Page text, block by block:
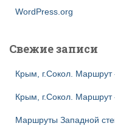
WordPress.org
Свежие записи
Крым, г.Сокол. Маршрут
Крым, г.Сокол. Маршрут
Маршруты Западной